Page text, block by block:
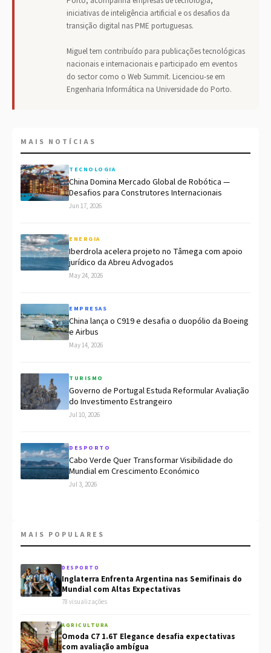
iniciativas de inteligência artificial e os desafios da
transição digital nas PME portuguesas.
Miguel tem contribuído para publicações tecnológicas
nacionais e internacionais e participado em eventos
do sector como o Web Summit. Licenciou-se em
Engenharia Informática na Universidade do Porto.
MAIS NOTÍCIAS
TECNOLOGIA
China Domina Mercado Global de Robótica —
Desafios para Construtores Internacionais
Jun 17, 2026
ENERGIA
Iberdrola acelera projeto no Tâmega com apoio
jurídico da Abreu Advogados
May 24, 2026
EMPRESAS
China lança o C919 e desafia o duopólio da Boeing
e Airbus
May 14, 2026
TURISMO
Governo de Portugal Estuda Reformular Avaliação
do Investimento Estrangeiro
Jul 10, 2026
DESPORTO
Cabo Verde Quer Transformar Visibilidade do
Mundial em Crescimento Económico
Jul 3, 2026
MAIS POPULARES
DESPORTO
Inglaterra Enfrenta Argentina nas Semifinais do
Mundial com Altas Expectativas
78 visualizações
AGRICULTURA
Omoda C7 1.6T Elegance desafia expectativas
com avaliação ambígua